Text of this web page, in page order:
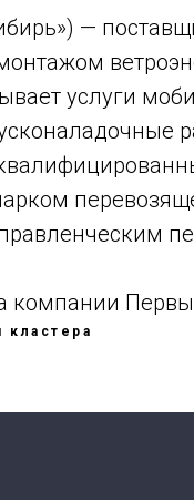
—
услуги
компании
кластера